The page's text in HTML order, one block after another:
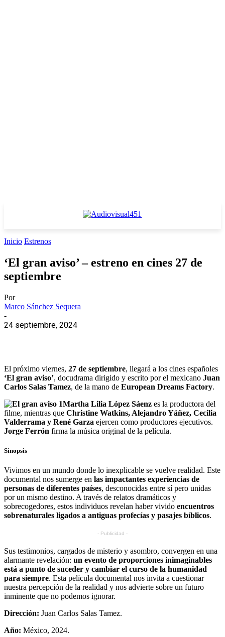
Inicio Estrenos
‘El gran aviso’ – estreno en cines 27 de
septiembre
Por
Marco Sánchez Sequera
-
24 septiembre, 2024
El próximo viernes, 27 de septiembre, llegará a los cines españoles
‘El gran aviso’, docudrama dirigido y escrito por el mexicano Juan
Carlos Salas Tamez, de la mano de European Dreams Factory.
Martha Lilia López Sáenz es la productora del
filme, mientras que Christine Watkins, Alejandro Yáñez, Cecilia
Valderrama y René Garza ejercen como productores ejecutivos.
Jorge Ferrón firma la música original de la película.
Sinopsis
Vivimos en un mundo donde lo inexplicable se vuelve realidad. Este
documental nos sumerge en las impactantes experiencias de
personas de diferentes países, desconocidas entre sí pero unidas
por un mismo destino. A través de relatos dramáticos y
sobrecogedores, estos individuos revelan haber vivido encuentros
sobrenaturales ligados a antiguas profecías y pasajes bíblicos.
- Publicidad -
Sus testimonios, cargados de misterio y asombro, convergen en una
alarmante revelación: un evento de proporciones inimaginables
está a punto de suceder y cambiar el curso de la humanidad
para siempre. Esta película documental nos invita a cuestionar
nuestra percepción de la realidad y nos advierte sobre un futuro
inminente que no podemos ignorar.
Dirección: Juan Carlos Salas Tamez.
Año: México, 2024.